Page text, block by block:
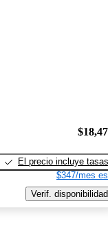
El precio incluye tasas
$347/mes
Verif. disponibilidad